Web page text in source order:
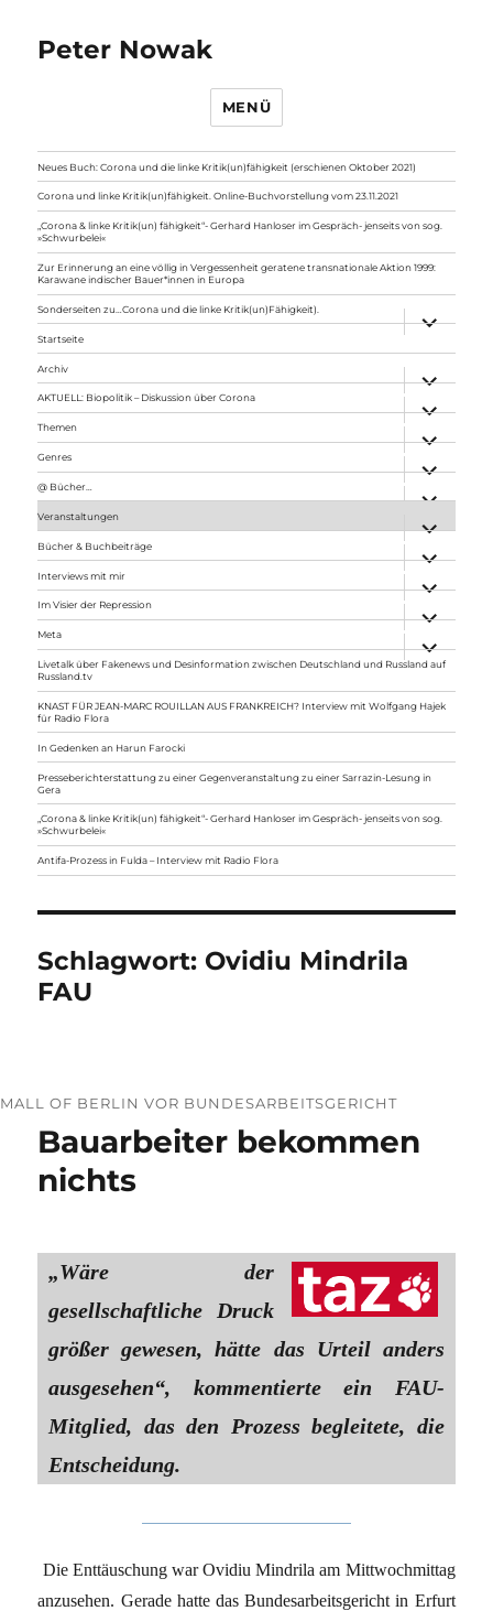
Peter Nowak
MENÜ
Neues Buch: Corona und die linke Kritik(un)fähigkeit (erschienen Oktober 2021)
Corona und linke Kritik(un)fähigkeit. Online-Buchvorstellung vom 23.11.2021
„Corona & linke Kritik(un) fähigkeit“- Gerhard Hanloser im Gespräch- jenseits von sog.
»Schwurbelei«
Zur Erinnerung an eine völlig in Vergessenheit geratene transnationale Aktion 1999:
Karawane indischer Bauer*innen in Europa
Sonderseiten zu…Corona und die linke Kritik(un)Fähigkeit).
anzeigen
Startseite
Archiv
anzeigen
AKTUELL: Biopolitik – Diskussion über Corona
anzeigen
Themen
anzeigen
Genres
anzeigen
@ Bücher…
Veranstaltungen
anzeigen
Bücher & Buchbeiträge
anzeigen
Interviews mit mir
anzeigen
Im Visier der Repression
anzeigen
Meta
anzeigen
Livetalk über Fakenews und Desinformation zwischen Deutschland und Russland auf
Russland.tv
KNAST FÜR JEAN-MARC ROUILLAN AUS FRANKREICH? Interview mit Wolfgang Hajek
für Radio Flora
In Gedenken an Harun Farocki
Presseberichterstattung zu einer Gegenveranstaltung zu einer Sarrazin-Lesung in
Gera
„Corona & linke Kritik(un) fähigkeit“- Gerhard Hanloser im Gespräch- jenseits von sog.
»Schwurbelei«
Antifa-Prozess in Fulda – Interview mit Radio Flora
Schlagwort: Ovidiu Mindrila
FAU
MALL OF BERLIN VOR BUNDESARBEITSGERICHT
Bauarbeiter bekommen
nichts
„Wäre der
gesellschaftliche Druck
größer gewesen, hätte das Urteil anders
ausgesehen“, kommentierte ein FAU-
Mitglied, das den Prozess begleitete, die
Entscheidung.
Die Enttäuschung war Ovidiu Mindrila am Mittwochmittag
anzusehen. Gerade hatte das Bundesarbeitsgericht in Erfurt